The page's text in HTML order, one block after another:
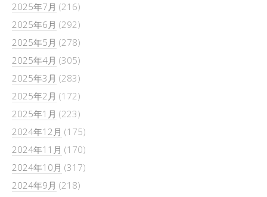
2025年7月 (216)
2025年6月 (292)
2025年5月 (278)
2025年4月 (305)
2025年3月 (283)
2025年2月 (172)
2025年1月 (223)
2024年12月 (175)
2024年11月 (170)
2024年10月 (317)
2024年9月 (218)